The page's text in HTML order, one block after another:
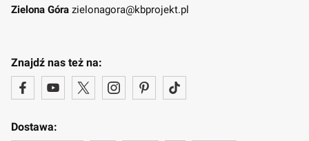
Zielona Góra zielonagora@kbprojekt.pl
Znajdź nas też na:
Dostawa: